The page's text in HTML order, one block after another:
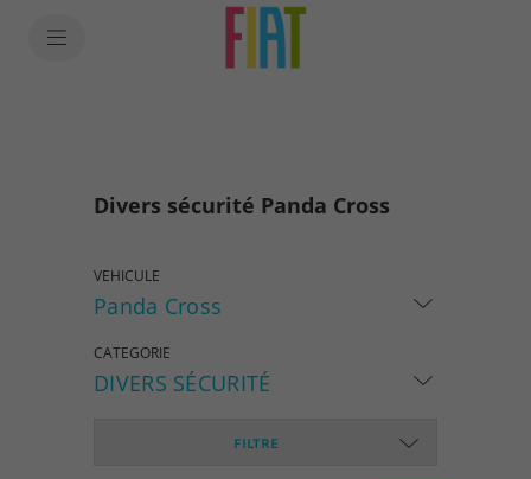
Divers sécurité Panda Cross
VEHICULE
Panda Cross
CATEGORIE
DIVERS SÉCURITÉ
FILTRE